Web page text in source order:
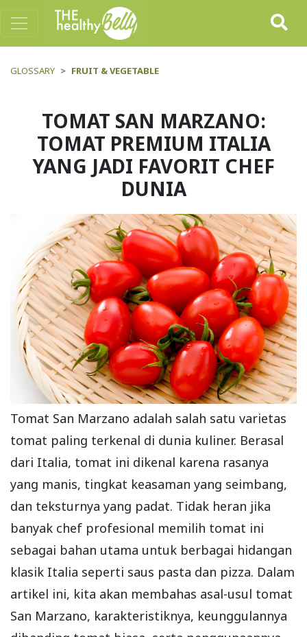
GLOSSARY FRUIT & VEGETABLE
TOMAT SAN MARZANO:
TOMAT PREMIUM ITALIA
YANG JADI FAVORIT CHEF
DUNIA
Tomat San Marzano adalah salah satu varietas
tomat paling terkenal di dunia kuliner. Berasal
dari Italia, tomat ini dikenal karena rasanya
yang manis, tingkat keasaman yang seimbang,
dan teksturnya yang padat. Tidak heran jika
banyak chef profesional memilih tomat ini
sebagai bahan utama untuk berbagai hidangan
klasik Italia seperti saus pasta dan pizza. Dalam
artikel ini, kita akan membahas asal-usul tomat
San Marzano, karakteristiknya, keunggulannya